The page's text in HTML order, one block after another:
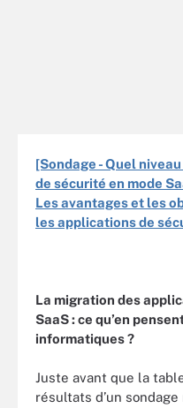
[Sondage - Quel
de sécurité en mode
Les avantages et les
les applications de
La migration des
SaaS : ce qu’en
informatiques ?
Juste avant que la
résultats d’un